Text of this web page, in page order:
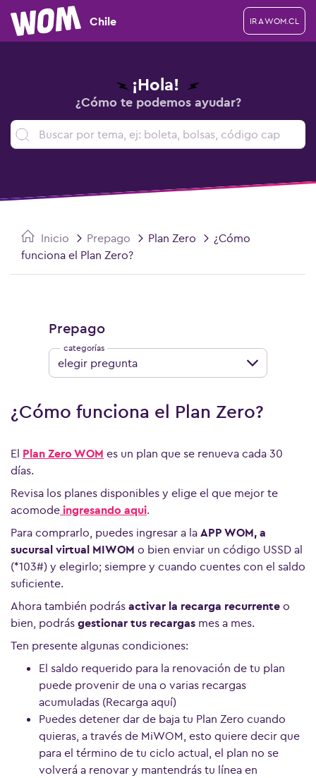
Chile IR A WOM.CL
¡Hola!
¿Cómo te podemos ayudar?
Inicio Prepago Plan Zero
¿Cómo
funciona el Plan Zero?
¿Cómo funciona el Plan Zero?
El Plan Zero WOM es un plan que se renueva cada 30
días.
Revisa los planes disponibles y elige el que mejor te
acomode ingresando aqui.
Para comprarlo, puedes ingresar a la APP WOM, a
sucursal virtual MIWOM o bien enviar un código USSD al
(*103#) y elegirlo; siempre y cuando cuentes con el saldo
suficiente.
Ahora también podrás activar la recarga recurrente o
bien, podrás gestionar tus recargas mes a mes.
Ten presente algunas condiciones:
El saldo requerido para la renovación de tu plan
puede provenir de una o varias recargas
acumuladas (Recarga aquí)
Puedes detener dar de baja tu Plan Zero cuando
quieras, a través de MiWOM, esto quiere decir que
para el término de tu ciclo actual, el plan no se
volverá a renovar y mantendrás tu línea en
Prepago
elegir pregunta
Ver más preguntas